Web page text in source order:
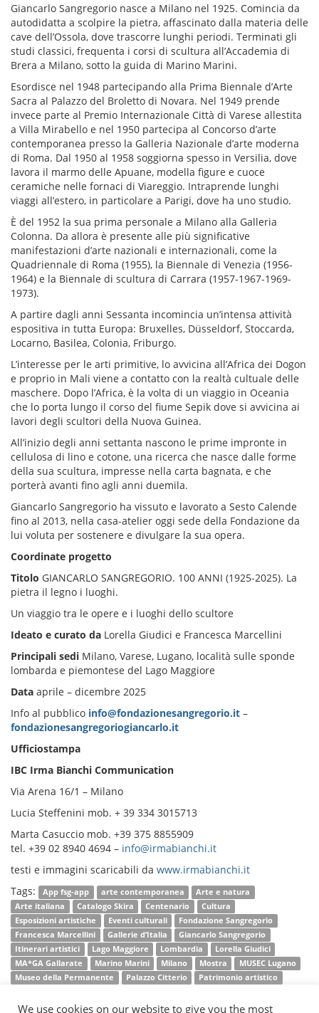
Giancarlo Sangregorio nasce a Milano nel 1925. Comincia da
autodidatta a scolpire la pietra, affascinato dalla materia delle
cave dell’Ossola, dove trascorre lunghi periodi. Terminati gli
studi classici, frequenta i corsi di scultura all’Accademia di
Brera a Milano, sotto la guida di Marino Marini.
Esordisce nel 1948 partecipando alla Prima Biennale d’Arte
Sacra al Palazzo del Broletto di Novara. Nel 1949 prende
invece parte al Premio Internazionale Città di Varese allestita
a Villa Mirabello e nel 1950 partecipa al Concorso d’arte
contemporanea presso la Galleria Nazionale d’arte moderna
di Roma. Dal 1950 al 1958 soggiorna spesso in Versilia, dove
lavora il marmo delle Apuane, modella figure e cuoce
ceramiche nelle fornaci di Viareggio. Intraprende lunghi
viaggi all’estero, in particolare a Parigi, dove ha uno studio.
È del 1952 la sua prima personale a Milano alla Galleria
Colonna. Da allora è presente alle più significative
manifestazioni d’arte nazionali e internazionali, come la
Quadriennale di Roma (1955), la Biennale di Venezia (1956-
1964) e la Biennale di scultura di Carrara (1957-1967-1969-
1973).
A partire dagli anni Sessanta incomincia un’intensa attività
espositiva in tutta Europa: Bruxelles, Düsseldorf, Stoccarda,
Locarno, Basilea, Colonia, Friburgo.
L’interesse per le arti primitive, lo avvicina all’Africa dei Dogon
e proprio in Mali viene a contatto con la realtà cultuale delle
maschere. Dopo l’Africa, è la volta di un viaggio in Oceania
che lo porta lungo il corso del fiume Sepik dove si avvicina ai
lavori degli scultori della Nuova Guinea.
All’inizio degli anni settanta nascono le prime impronte in
cellulosa di lino e cotone, una ricerca che nasce dalle forme
della sua scultura, impresse nella carta bagnata, e che
porterà avanti fino agli anni duemila.
Giancarlo Sangregorio ha vissuto e lavorato a Sesto Calende
fino al 2013, nella casa-atelier oggi sede della Fondazione da
lui voluta per sostenere e divulgare la sua opera.
Coordinate progetto
Titolo GIANCARLO SANGREGORIO. 100 ANNI (1925-2025). La
pietra il legno i luoghi.
Un viaggio tra le opere e i luoghi dello scultore
Ideato e curato da Lorella Giudici e Francesca Marcellini
Principali sedi Milano, Varese, Lugano, località sulle sponde
lombarda e piemontese del Lago Maggiore
Data aprile – dicembre 2025
Info al pubblico info@fondazionesangregorio.it –
fondazionesangregoriogiancarlo.it
Ufficiostampa
IBC Irma Bianchi Communication
Via Arena 16/1 – Milano
Lucia Steffenini mob. + 39 334 3015713
Marta Casuccio mob. +39 375 8855909
tel. +39 02 8940 4694 – info@irmabianchi.it
testi e immagini scaricabili da www.irmabianchi.it
Tags:
App fsg-app arte contemporanea
Arte e natura
Arte italiana
Catalogo Skira Centenario
Cultura
Esposizioni artistiche
Eventi culturali
Fondazione Sangregorio
Francesca Marcellini
Gallerie d’Italia
Giancarlo Sangregorio
Itinerari artistici
Lago Maggiore Lombardia
Lorella Giudici
MA*GA Gallarate
Marino Marini Milano Mostra
MUSEC Lugano
Museo della Permanente
Palazzo Citterio
Patrimonio artistico
Varese
We use cookies on our website to give you the most